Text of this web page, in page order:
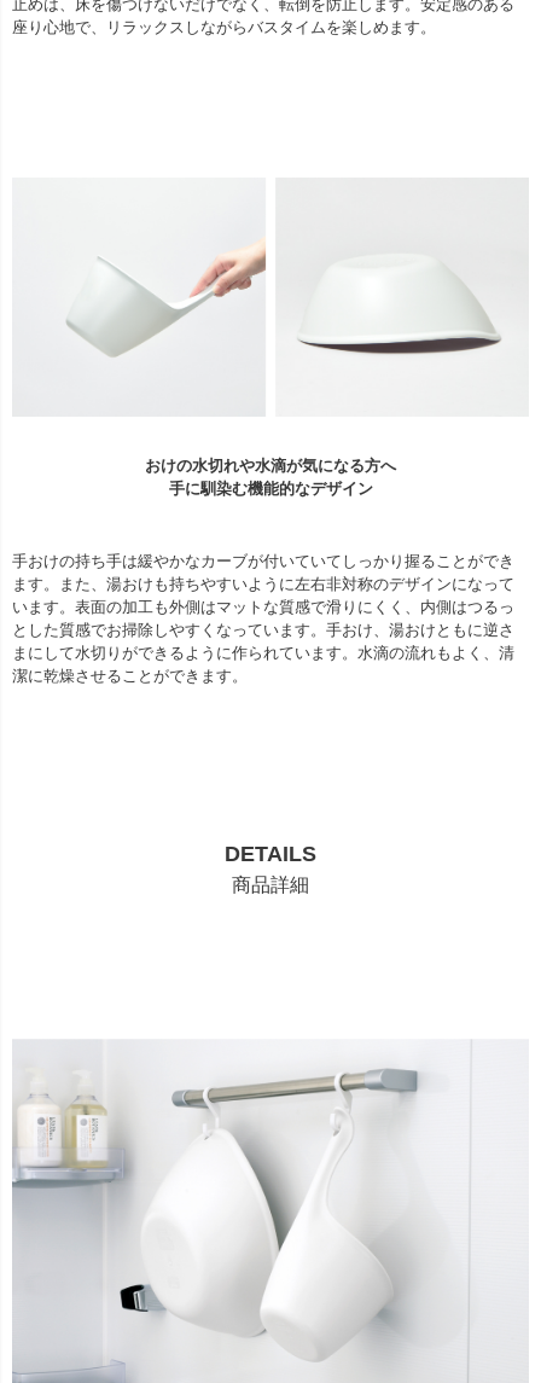
止めは、床を傷つけないだけでなく、転倒を防止します。安定感のある
座り心地で、リラックスしながらバスタイムを楽しめます。
おけの水切れや水滴が気になる方へ
手に馴染む機能的なデザイン
手おけの持ち手は緩やかなカーブが付いていてしっかり握ることができ
ます。また、湯おけも持ちやすいように左右非対称のデザインになって
います。表面の加工も外側はマットな質感で滑りにくく、内側はつるっ
とした質感でお掃除しやすくなっています。手おけ、湯おけともに逆さ
まにして水切りができるように作られています。水滴の流れもよく、清
潔に乾燥させることができます。
DETAILS
商品詳細